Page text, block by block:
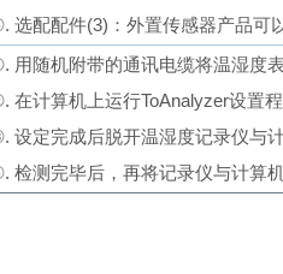
. 选配配件(3)：外置传感器产品可
. 用随机附带的通讯电缆将温湿度
. 在计算机上运行ToAnalyzer设置
. 设定完成后脱开温湿度记录仪与
. 检测完毕后，再将记录仪与计算